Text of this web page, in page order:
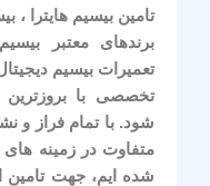
تامین بیسیم هایترا ،
برندهای معتبر
تعمیرات بیسیم
تخصصی با بروزترین
شود. با تمام فراز و
متفاوت در زمینه
شده ایم، جهت تامین